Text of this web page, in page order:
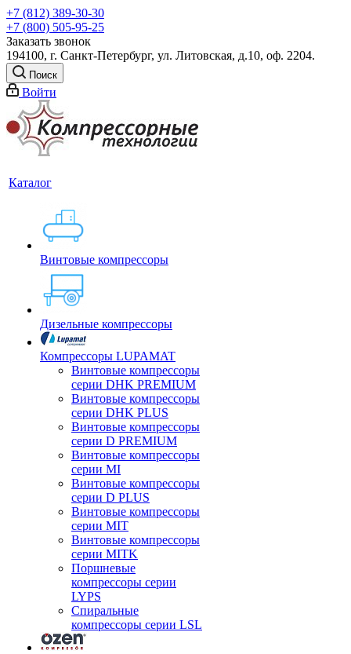
+7 (812) 389-30-30
+7 (800) 505-95-25
Заказать звонок
194100, г. Санкт-Петербург, ул. Литовская, д.10, оф. 2204.
Поиск
Войти
Каталог
Винтовые компрессоры
Дизельные компрессоры
Компрессоры LUPAMAT
Винтовые компрессоры
серии DHK PREMIUM
Винтовые компрессоры
серии DHK PLUS
Винтовые компрессоры
серии D PREMIUM
Винтовые компрессоры
серии MI
Винтовые компрессоры
серии D PLUS
Винтовые компрессоры
серии MIT
Винтовые компрессоры
серии MITK
Поршневые
компрессоры серии
LYPS
Спиральные
компрессоры серии LSL